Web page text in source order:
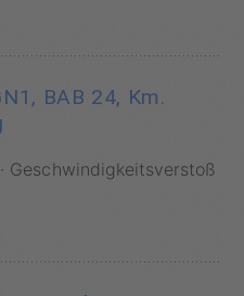
BAB 24, Km.
Geschwindigkeitsverstoß